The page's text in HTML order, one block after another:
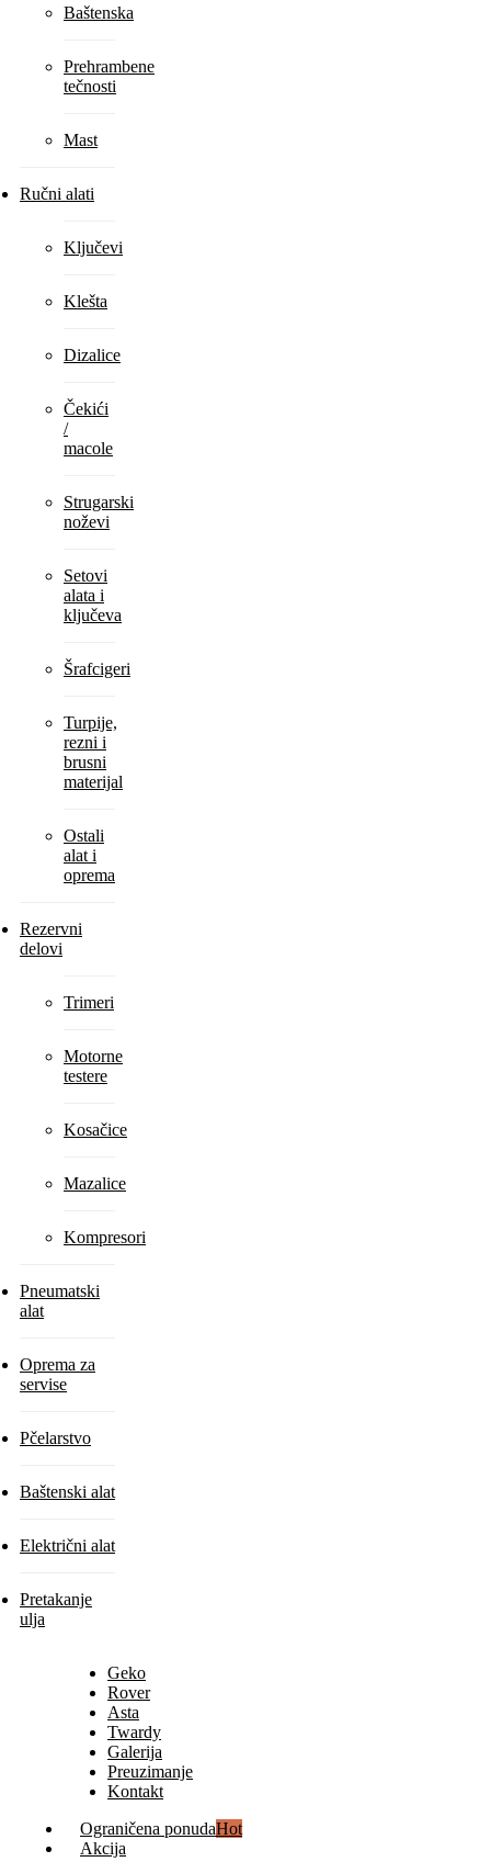
Baštenska
Prehrambene
tečnosti
Mast
Ručni alati
Ključevi
Klešta
Dizalice
Čekići
/
macole
Strugarski
noževi
Setovi
alata i
ključeva
Šrafcigeri
Turpije,
rezni i
brusni
materijal
Ostali
alat i
oprema
Rezervni
delovi
Trimeri
Motorne
testere
Kosačice
Mazalice
Kompresori
Pneumatski
alat
Oprema za
servise
Pčelarstvo
Baštenski alat
Električni alat
Pretakanje
ulja
Geko
Rover
Asta
Twardy
Galerija
Preuzimanje
Kontakt
Ograničena ponudaHot
Akcija